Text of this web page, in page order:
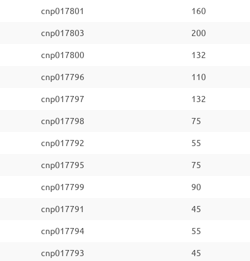
cnp017801 160
cnp017803 200
cnp017800 132
cnp017796 110
cnp017797 132
cnp017798 75
cnp017792 55
cnp017795 75
cnp017799 90
cnp017791 45
cnp017794 55
cnp017793 45